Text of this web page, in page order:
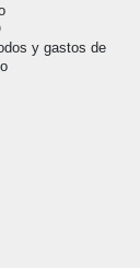
y gastos de